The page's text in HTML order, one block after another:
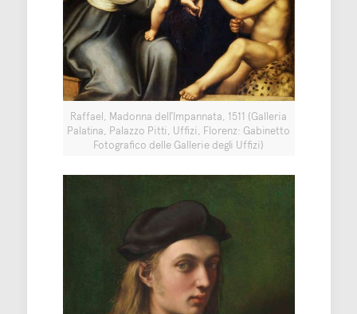
Raffael, Madonna dell’Impannata, 1511 (Galleria
Palatina, Palazzo Pitti, Uffizi, Florenz: Gabinetto
Fotografico delle Gallerie degli Uffizi)